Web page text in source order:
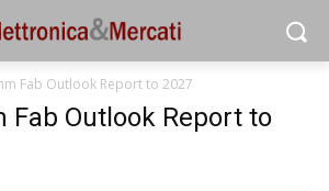
Fab Outlook Report to 2027
Fab Outlook Report to